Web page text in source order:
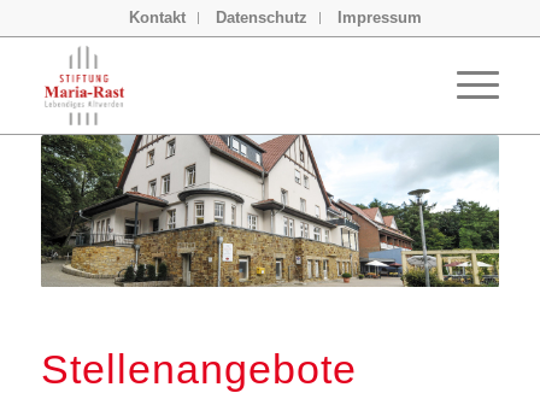
Kontakt Datenschutz Impressum
Stellenangebote